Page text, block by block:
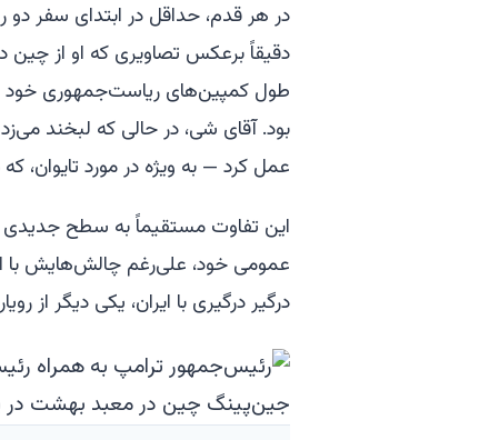
در هر قدم، حداقل در ابتدای سفر
دقیقاً برعکس تصاویری که او از
طول کمپین‌های ریاست‌جمهوری خود
بود. آقای شی، در حالی که لبخند می‌زد
عمل کرد — به ویژه در مورد تایوان،
این تفاوت مستقیماً به سطح جدیدی
عمومی خود، علی‌رغم چالش‌هایش با
درگیر درگیری با ایران، یکی دیگر از